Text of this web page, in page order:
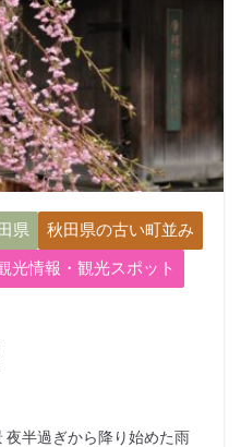
県
秋田県の古い町並み
光情報・観光スポット
夜半過ぎから降り始めた雨